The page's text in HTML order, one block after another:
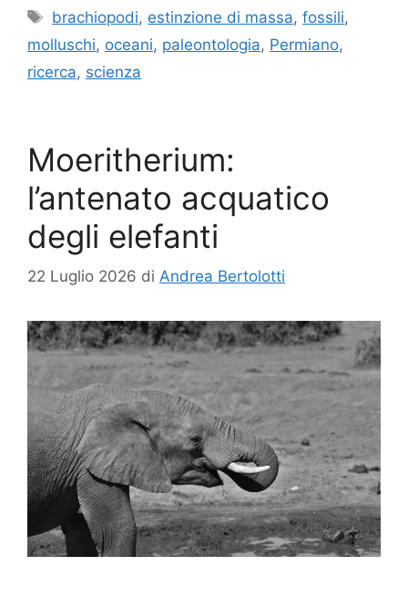
Tag
brachiopodi, estinzione di massa,fossili,
molluschi, oceani, paleontologia, Permiano,
ricerca, scienza
Moeritherium:
l’antenato acquatico
degli elefanti
22 Luglio 2026 di Andrea Bertolotti